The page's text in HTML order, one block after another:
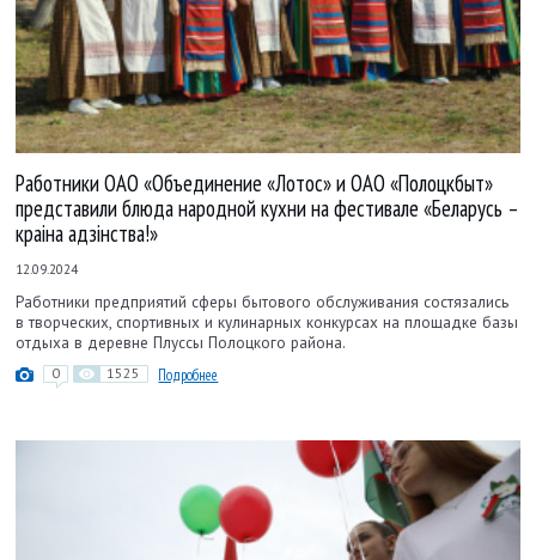
Работники ОАО «Объединение «Лотос» и ОАО «Полоцкбыт»
представили блюда народной кухни на фестивале «Беларусь –
краіна адзінства!»
12.09.2024
Работники предприятий сферы бытового обслуживания состязались
в творческих, спортивных и кулинарных конкурсах на площадке базы
отдыха в деревне Плуссы Полоцкого района.
0 1525 Подробнее